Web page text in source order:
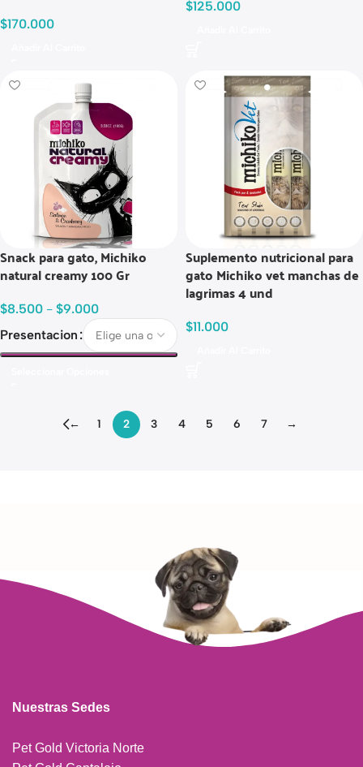
$170.000
$125.000
Snack para gato, Michiko
natural creamy 100 Gr
$8.500 - $9.000
Presentacion
Suplemento nutricional para
gato Michiko vet manchas de
lagrimas 4 und
$11.000
← 1 2 3 4 5 6 7 →
Nuestras Sedes
Pet Gold Victoria Norte